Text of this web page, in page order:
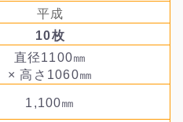
平成
10枚
直径1100㎜
× 高さ1060㎜
1,100㎜